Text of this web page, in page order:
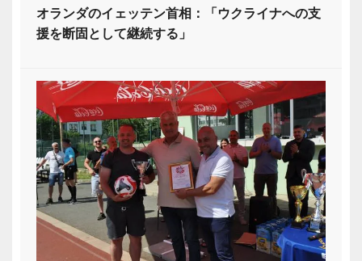
オランダのイェッテン首相：「ウクライナへの支
援を断固として継続する」